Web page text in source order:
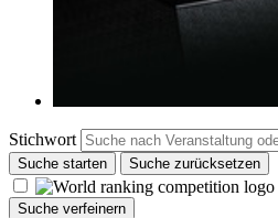
Stichwort
Suche starten Suche zurücksetzen
Suche verfeinern